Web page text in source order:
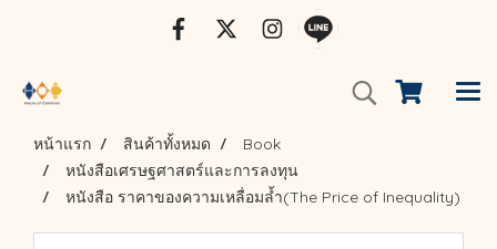
หน้าแรก สินค้าทั้งหมด
Book
หนังสือเศรษฐศาสตร์และการลงทุน
หนังสือ ราคาของความเหลื่อมล้ำ(The Price of Inequality)